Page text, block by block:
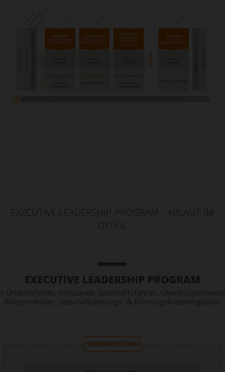
EXECUTIVE LEADERSHIP PROGRAM - ABLAUF IM
DETAIL